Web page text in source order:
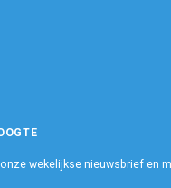
wekelijkse nieuwsbrief en